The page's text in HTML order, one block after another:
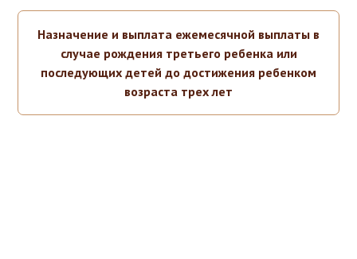
Назначение и выплата ежемесячной выплаты в
случае рождения третьего ребенка или
последующих детей до достижения ребенком
возраста трех лет